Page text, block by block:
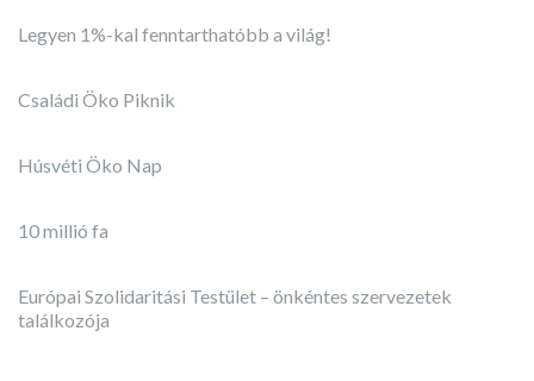
Legyen 1%-kal fenntarthatóbb a világ!
Családi Öko Piknik
Húsvéti Öko Nap
10 millió fa
Európai Szolidaritási Testület – önkéntes szervezetek
találkozója